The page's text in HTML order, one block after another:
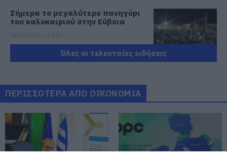
Σήμερα το μεγαλύτερο πανηγύρι
του καλοκαιριού στην Εύβοια
Έξοδος Αυγούστου: Οι Αθηναίοι
«ψηφίζουν» Εύβοια για τις
διακοπές τους!
08.08.2026 | 13:40
Όλες οι τελευταίες ειδήσεις
ΠΕΡΙΣΣΟΤΕΡΑ ΑΠΟ ΟΙΚΟΝΟΜΙΑ